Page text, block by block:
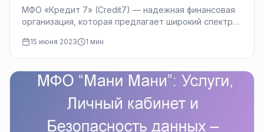
МФО «Кредит 7» (Credit7) — надежная финансовая
организация, которая предлагает широкий спектр
своей…
15 июня 2023 1 мин